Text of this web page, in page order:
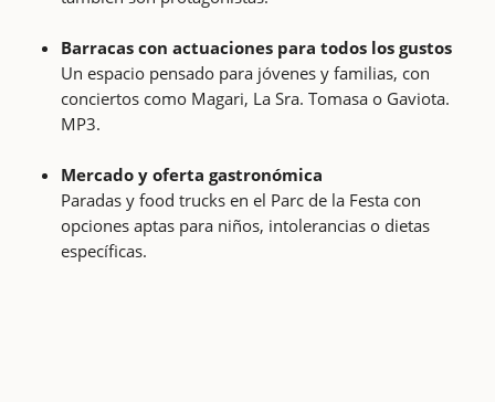
Barracas con actuaciones para todos los gustos
Un espacio pensado para jóvenes y familias, con
conciertos como Magari, La Sra. Tomasa o Gaviota.
MP3.
Mercado y oferta gastronómica
Paradas y food trucks en el Parc de la Festa con
opciones aptas para niños, intolerancias o dietas
específicas.